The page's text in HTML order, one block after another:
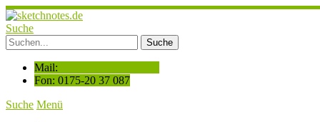
Suche
Mail:
Fon: 0175-20 37 087
Suche Menü